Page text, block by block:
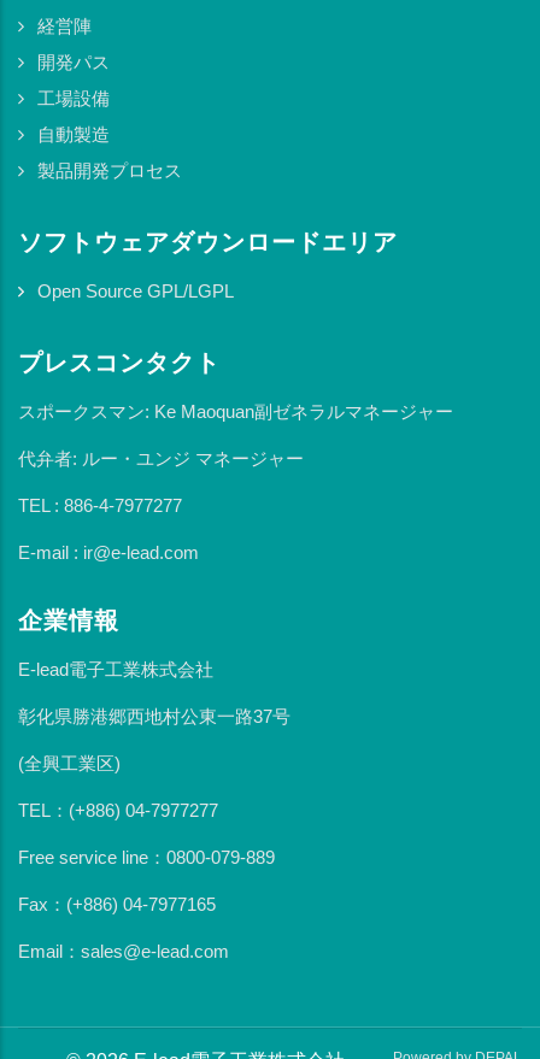
経営陣
開発パス
工場設備
自動製造
製品開発プロセス
ソフトウェアダウンロードエリア
Open Source GPL/LGPL
プレスコンタクト
スポークスマン: Ke Maoquan副ゼネラルマネージャー
代弁者: ルー・ユンジ マネージャー
TEL : 886-4-7977277
E-mail : ir@e-lead.com
企業情報
E-lead電子工業株式会社
彰化県勝港郷西地村公東一路37号
(全興工業区)
TEL：(+886) 04-7977277
Free service line：0800-079-889
Fax：(+886) 04-7977165
Email：sales@e-lead.com